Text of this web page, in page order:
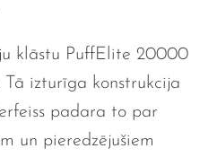
klāstu PuffElite 20000
izturīga konstrukcija
padara to par
un pieredzējušiem